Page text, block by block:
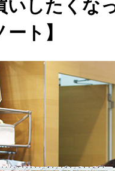
いしたくな
ート】